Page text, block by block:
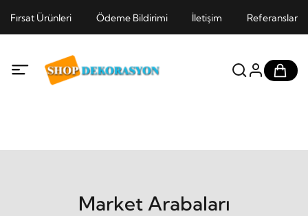
Fırsat Ürünleri Ödeme Bildirimi İletişim Referanslar
Market Arabaları